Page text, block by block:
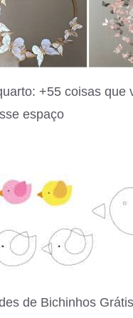
+55 coisas que
espaço
de Bichinhos Grátis